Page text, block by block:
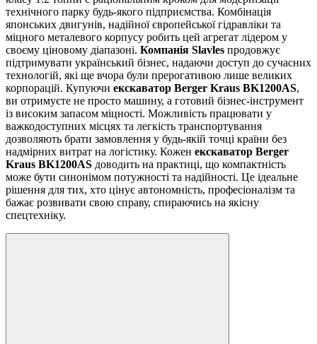
технічного парку будь-якого підприємства. Комбінація
японських двигунів, надійної європейської гідравліки та
міцного металевого корпусу робить цей агрегат лідером у
своєму ціновому діапазоні. Компанія Slavles продовжує
підтримувати український бізнес, надаючи доступ до сучасних
технологій, які ще вчора були прерогативою лише великих
корпорацій. Купуючи екскаватор Berger Kraus BK1200AS,
ви отримуєте не просто машину, а готовий бізнес-інструмент
із високим запасом міцності. Можливість працювати у
важкодоступних місцях та легкість транспортування
дозволяють брати замовлення у будь-якій точці країни без
надмірних витрат на логістику. Кожен екскаватор Berger
Kraus BK1200AS доводить на практиці, що компактність
може бути синонімом потужності та надійності. Це ідеальне
рішення для тих, хто цінує автономність, професіоналізм та
бажає розвивати свою справу, спираючись на якісну
спецтехніку.